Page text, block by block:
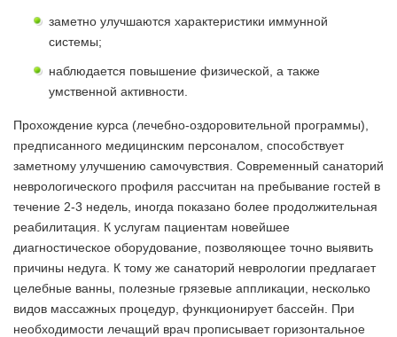
заметно улучшаются характеристики иммунной
системы;
наблюдается повышение физической, а также
умственной активности.
Прохождение курса (лечебно-оздоровительной программы),
предписанного медицинским персоналом, способствует
заметному улучшению самочувствия. Современный санаторий
неврологического профиля рассчитан на пребывание гостей в
течение 2-3 недель, иногда показано более продолжительная
реабилитация. К услугам пациентам новейшее
диагностическое оборудование, позволяющее точно выявить
причины недуга. К тому же санаторий неврологии предлагает
целебные ванны, полезные грязевые аппликации, несколько
видов массажных процедур, функционирует бассейн. При
необходимости лечащий врач прописывает горизонтальное